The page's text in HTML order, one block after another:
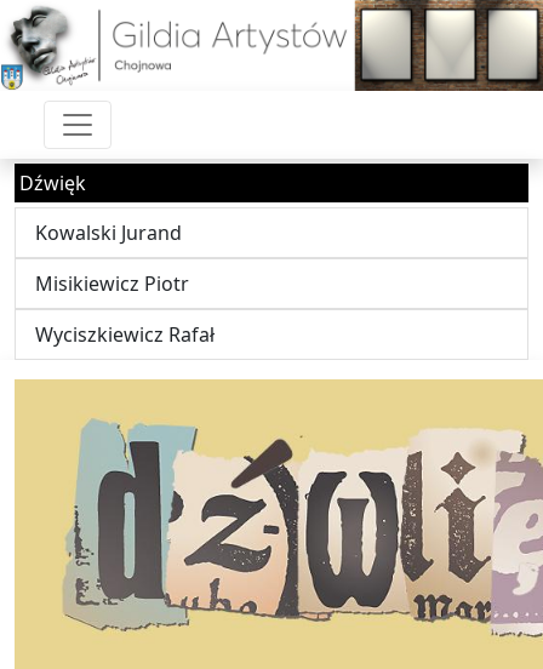
Dźwięk
Kowalski Jurand
Misikiewicz Piotr
Wyciszkiewicz Rafał